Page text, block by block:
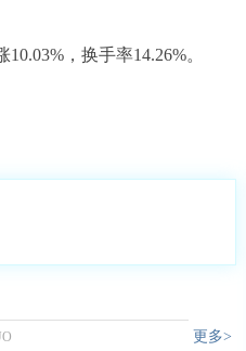
，换手率14.26%。
更多>